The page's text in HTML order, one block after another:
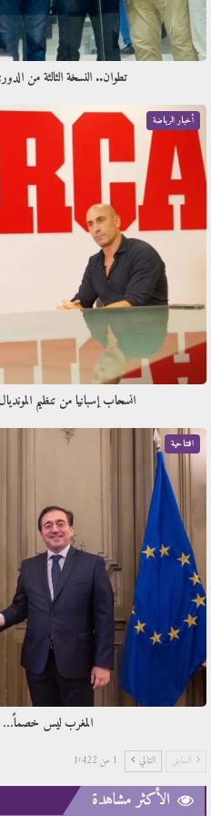
تطوان.. النسخة الثالثة من
أخبار الرياضة
انسحاب إسبانيا من تنظيم
افتتاحية
المغرب ليس خصماً…
السابق التالي 1 من 1٬422
الأكثر مشاهدة